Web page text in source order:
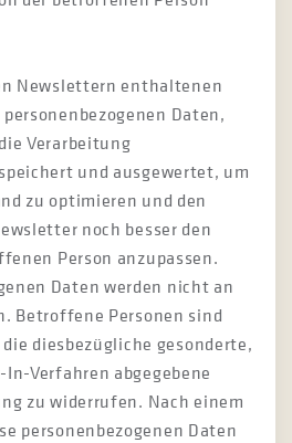
Newslettern enthaltenen
Daten,
Verarbeitung
und ausgewertet, um
zu optimieren und den
noch besser den
Person anzupassen.
Daten werden nicht an
Betroffene Personen sind
diesbezügliche gesonderte,
Verfahren abgegebene
zu widerrufen. Nach einem
personenbezogenen Daten